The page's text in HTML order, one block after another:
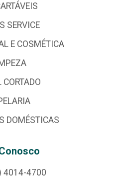
SERVICE
E COSMÉTICA
CORTADO
DOMÉSTICAS
4014-4700